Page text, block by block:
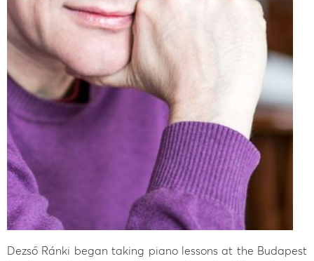
Dezső Ránki began taking piano lessons at the Budapest